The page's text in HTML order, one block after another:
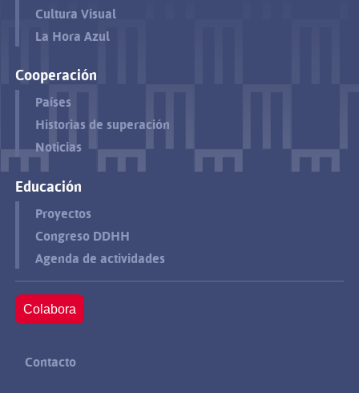
Cultura Visual
La Hora Azul
Cooperación
Países
Historias de superación
Noticias
Educación
Proyectos
Congreso DDHH
Agenda de actividades
Colabora
Contacto